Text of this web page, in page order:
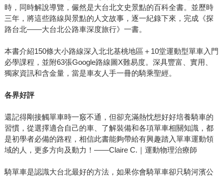
時，同時解說導覽，儼然是大台北文史景點的百科全書。並歷時
三年，將這些路線與景點的人文故事，逐一紀錄下來，完成《探
路台北——大台北公路車深度旅行》一書。
本書介紹150條大小路線深入北北基桃地區＋10堂運動型單車入門
必學課程，並附63張Google路線圖X難易度。深具豐富、實用、
獨家資訊和含金量，當是車友人手一冊的騎乘聖經。
各界好評
還記得剛接觸單車時一竅不通，但卻充滿熱忱想好好培養騎車的
習慣，從選擇適合自己的車、了解裝備和各項單車相關知識，都
是初學者必備的路程，相信此書能夠帶給有興趣踏入單車運動領
域的人，更多方向及動力！——Claire C.｜運動物理治療師
騎單車是認識大台北最好的方法，如果你會騎單車卻只騎河濱公